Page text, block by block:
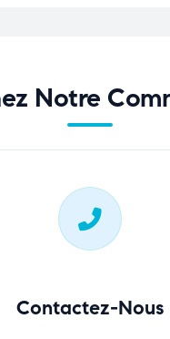
Notre
Contactez-Nous